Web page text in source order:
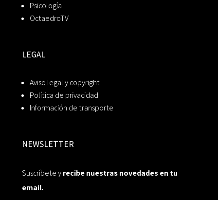
Psicología
OctaedroTV
LEGAL
Aviso legal y copyright
Política de privacidad
Información de transporte
NEWSLETTER
Suscríbete yrecibe nuestras novedades en tu
email.